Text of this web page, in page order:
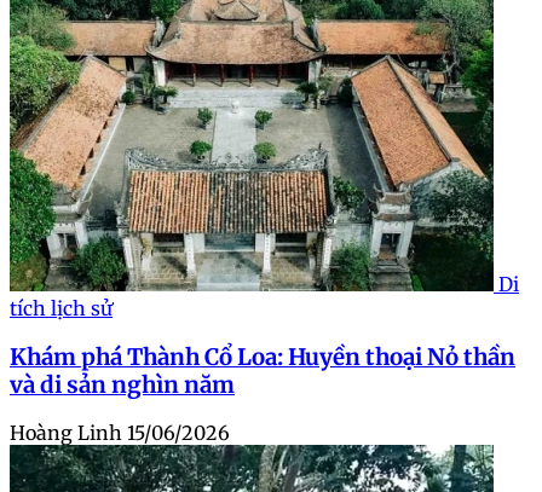
Di
tích lịch sử
Khám phá Thành Cổ Loa: Huyền thoại Nỏ thần
và di sản nghìn năm
Hoàng Linh 15/06/2026